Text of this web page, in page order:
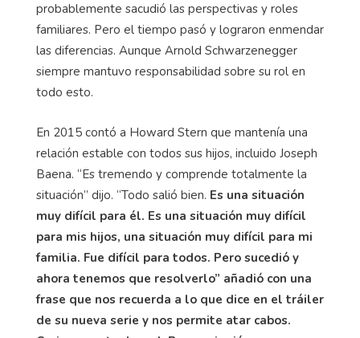
probablemente sacudió las perspectivas y roles
familiares. Pero el tiempo pasó y lograron enmendar
las diferencias. Aunque Arnold Schwarzenegger
siempre mantuvo responsabilidad sobre su rol en
todo esto.
En 2015 contó a Howard Stern que mantenía una
relación estable con todos sus hijos, incluido Joseph
Baena. “Es tremendo y comprende totalmente la
situación” dijo. “Todo salió bien. Es una situación
muy difícil para él. Es una situación muy difícil
para mis hijos, una situación muy difícil para mi
familia. Fue difícil para todos. Pero sucedió y
ahora tenemos que resolverlo” añadió con una
frase que nos recuerda a lo que dice en el tráiler
de su nueva serie y nos permite atar cabos.